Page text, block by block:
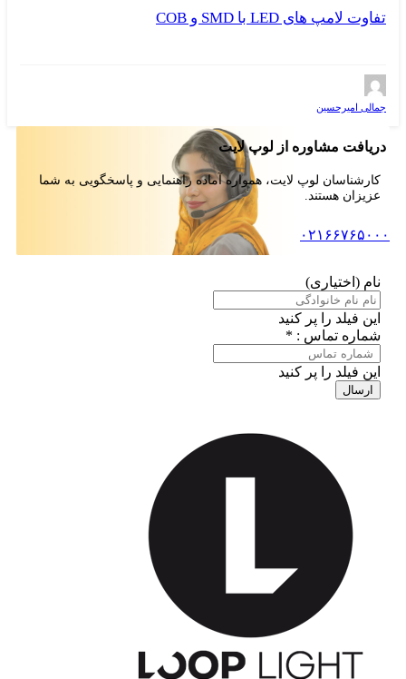
تفاوت لامپ های LED با SMD و COB
جمالی امیرحسین
دریافت مشاوره از لوپ لایت
کارشناسان لوپ لایت، همواره آماده راهنمایی و پاسخگویی به شما
عزیزان هستند.
۰۲۱۶۶۷۶۵۰۰۰
نام (اختیاری)
این فیلد را پر کنید
شماره تماس : *
این فیلد را پر کنید
ارسال